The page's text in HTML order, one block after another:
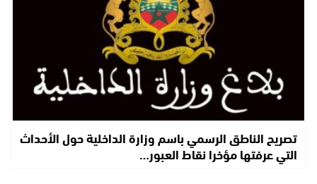
تصريح الناطق الرسمي باسم وزارة الداخلية حول الأحداث
التي عرفتها مؤخرا نقاط العبور…